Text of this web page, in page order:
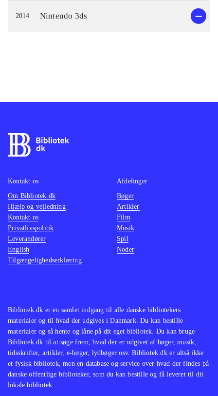
2014 Nintendo 3ds
Bibliotek.dk er en samlet indgang til alle danske bibliotekers
materialer og til hvad der udgives i Danmark. Du kan bestille
materialer og så hente og låne på dit eget bibliotek. Du kan bruge
Bibliotek.dk til at søge frem, hvad der er udgivet af bøger, musik,
tidsskrifter, artikler, e-bøger, lydbøger osv. Bibliotek.dk er altså ikke
et fysisk bibliotek, men en database og service over hvad der findes på
danske offentlige biblioteker, som du kan bestille og få leveret til dit
lokale bibliotek.
Kontakt os
Om Bibliotek.dk
Hjælp og vejledning
Kontakt os
Privatlivspolitik
Leverandører
English
Tilgængelighedserklæring
Afdelinger
Bøger
Artikler
Film
Musik
Spil
Noder